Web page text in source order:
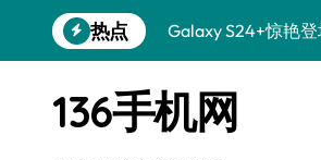
到
热点
Galaxy S24+惊艳
Galaxy A56 5G登
136手机网